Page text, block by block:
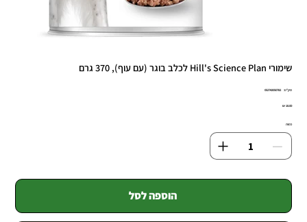
שימורי Hill's Science Plan לכלב בוגר (עם עוף), 370 גרם
מק"ט:
מק"ט
052742050782
מחיר‏18.00 ‏₪
כמות
הוספה לסל